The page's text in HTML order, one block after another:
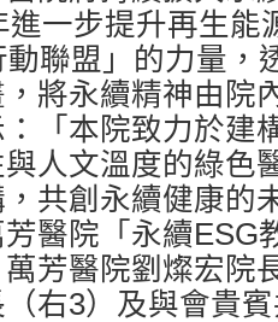
進一步提升再生能
動聯盟」的力量，
將永續精神由院
「本院致力於建
人文溫度的綠色
共創永續健康的
醫院「永續ESG
芳醫院劉燦宏院
右3）及與會貴